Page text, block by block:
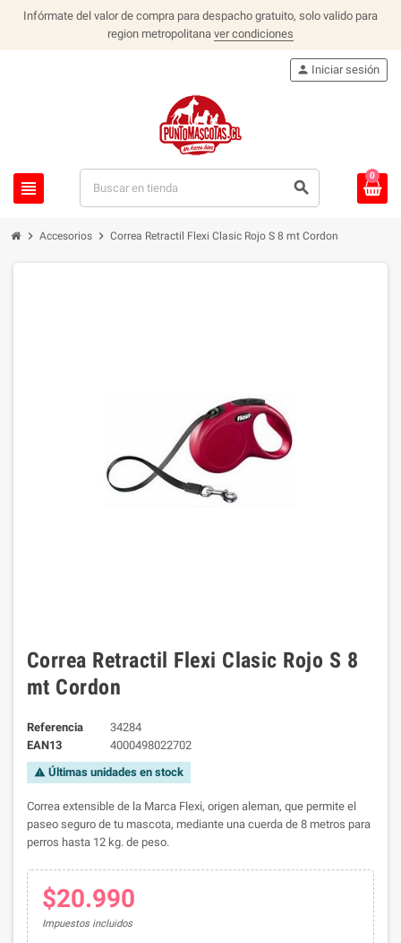
Infórmate del valor de compra para despacho gratuito, solo valido para
region metropolitana ver condiciones
view_headline search
person Iniciar sesión
0
chevron_right Accesorios chevron_right Correa Retractil Flexi Clasic Rojo S 8 mt Cordon
Correa Retractil Flexi Clasic Rojo S 8
mt Cordon
Referencia
34284
EAN13
4000498022702
warning Últimas unidades en stock
Correa extensible de la Marca Flexi, origen aleman, que permite el
paseo seguro de tu mascota, mediante una cuerda de 8 metros para
perros hasta 12 kg. de peso.
$20.990
Impuestos incluidos